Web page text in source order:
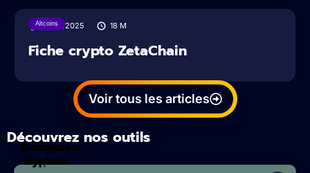
Altcoins
19/01/2025 18 M
Fiche crypto ZetaChain
Voir tous les articles
Découvrez nos outils
Calculateur
d'impots
Analyses
crypto